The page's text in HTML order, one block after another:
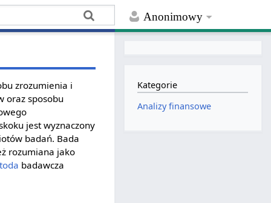
Anonimowy
zrozumienia i
oraz sposobu
jest wyznaczony
badań. Bada
rozumiana jako
badawcza
Kategorie
Analizy finansowe